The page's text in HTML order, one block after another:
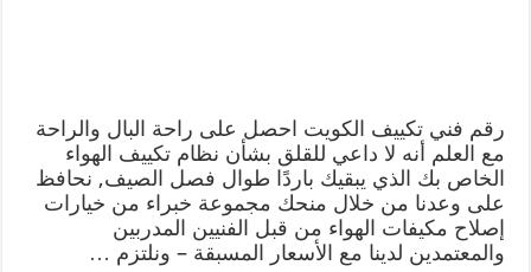
رقم فني تكييف الكويت احصل على راحة البال والراحة
مع العلم أنه لا داعي للقلق بشأن نظام تكييف الهواء
الخاص بك الذي يبقيك باردًا طوال فصل الصيف, نحافظ
على وعدنا من خلال منحك مجموعة خبراء من خيارات
إصلاح مكيفات الهواء من قبل الفنيين المدربين
والمعتمدين لدينا مع الأسعار المسبقة – ونلتزم …